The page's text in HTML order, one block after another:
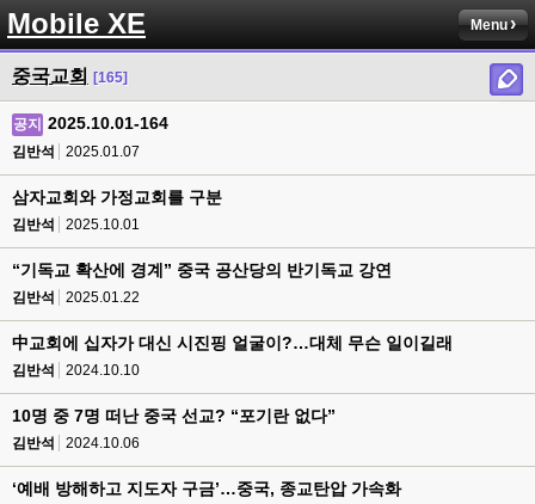
Mobile XE Menu
중국교회 [165]
공지 2025.10.01-164
김반석 2025.01.07
삼자교회와 가정교회를 구분
김반석 2025.10.01
“기독교 확산에 경계” 중국 공산당의 반기독교 강연
김반석 2025.01.22
中교회에 십자가 대신 시진핑 얼굴이?…대체 무슨 일이길래
김반석 2024.10.10
10명 중 7명 떠난 중국 선교? “포기란 없다”
김반석 2024.10.06
‘예배 방해하고 지도자 구금’…중국, 종교탄압 가속화